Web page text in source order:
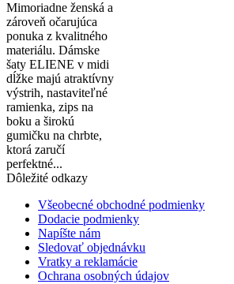
Mimoriadne ženská a
zároveň očarujúca
ponuka z kvalitného
materiálu. Dámske
šaty ELIENE v midi
dĺžke majú atraktívny
výstrih, nastaviteľné
ramienka, zips na
boku a širokú
gumičku na chrbte,
ktorá zaručí
perfektné...
Dôležité odkazy
Všeobecné obchodné podmienky
Dodacie podmienky
Napíšte nám
Sledovať objednávku
Vratky a reklamácie
Ochrana osobných údajov